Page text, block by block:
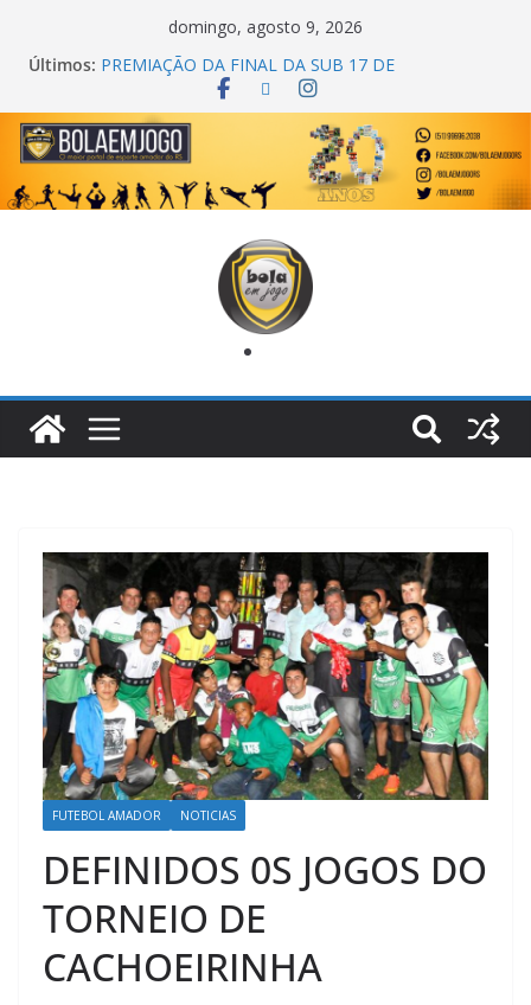
domingo, agosto 9, 2026
Últimos: PREMIAÇÃO DA FINAL DA SUB 17 DE
CACHOEIRINHA
AGEC CAMPEÃ DA 1ª COPA DA AMIZADE
CROSS FUT SM CAMPEÃ DO TORNEIO TURBO
AUTO CENTER
ONZE UNIDOS É BICAMPEÃO DA SUPER LIGA
METROPOLITANA
FUTEBOL AMADOR NOTICIAS
DEFINIDOS 0S JOGOS DO
TORNEIO DE
CACHOEIRINHA